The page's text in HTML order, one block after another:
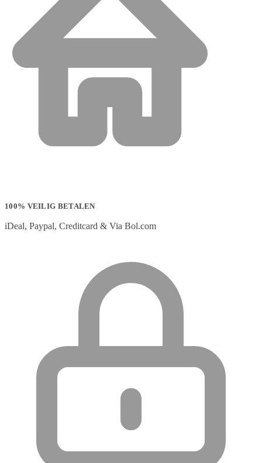
100% VEILIG BETALEN
iDeal, Paypal, Creditcard & Via Bol.com